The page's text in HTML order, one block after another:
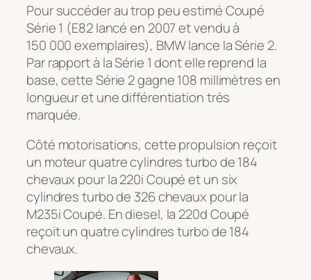
Pour succéder au trop peu estimé Coupé
Série 1 (E82 lancé en 2007 et vendu à
150 000 exemplaires), BMW lance la Série 2.
Par rapport à la Série 1 dont elle reprend la
base, cette Série 2 gagne 108 millimètres en
longueur et une différentiation très
marquée.
Côté motorisations, cette propulsion reçoit
un moteur quatre cylindres turbo de 184
chevaux pour la 220i Coupé et un six
cylindres turbo de 326 chevaux pour la
M235i Coupé. En diesel, la 220d Coupé
reçoit un quatre cylindres turbo de 184
chevaux.